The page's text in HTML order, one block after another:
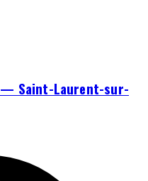
— Saint-Laurent-sur-